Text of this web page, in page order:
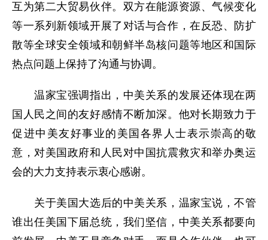
互为第二大贸易伙伴。双方在能源资源、气候变化
等一系列新领域开展了对话与合作，在反恐、防扩
散等全球安全领域和朝鲜半岛核问题等地区和国际
热点问题上保持了沟通与协调。
温家宝强调指出，中美关系的发展还体现在两
国人民之间的友好感情不断加深。他对长期致力于
促进中美友好事业的美国各界人士表示崇高的敬
意，对美国政府和人民对中国抗震救灾和举办奥运
会的大力支持表示衷心感谢。
关于美国大选后的中美关系，温家宝说，不管
谁出任美国下届总统，我们坚信，中美关系都要向